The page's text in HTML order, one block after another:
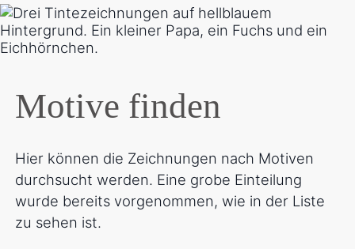
Motive finden
Hier können die Zeichnungen nach Motiven
durchsucht werden. Eine grobe Einteilung
wurde bereits vorgenommen, wie in der Liste
zu sehen ist.